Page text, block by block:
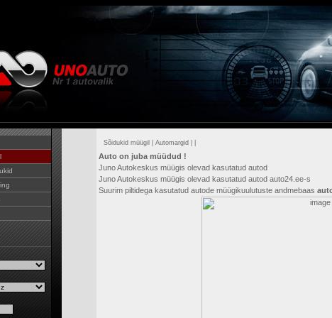
Sõidukid müügil Automargid
Auto on juba müüdud !
Juno Autokeskus müügis olevad kasutatud autod
Juno Autokeskus müügis olevad kasutatud autod auto24.ee-s
Suurim piltidega kasutatud autode müügikuulutuste andmebaas